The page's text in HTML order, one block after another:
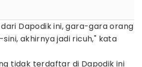
Dapodik ini, gara-gara orang
akhirnya jadi ricuh," kata
tidak terdaftar di Dapodik ini